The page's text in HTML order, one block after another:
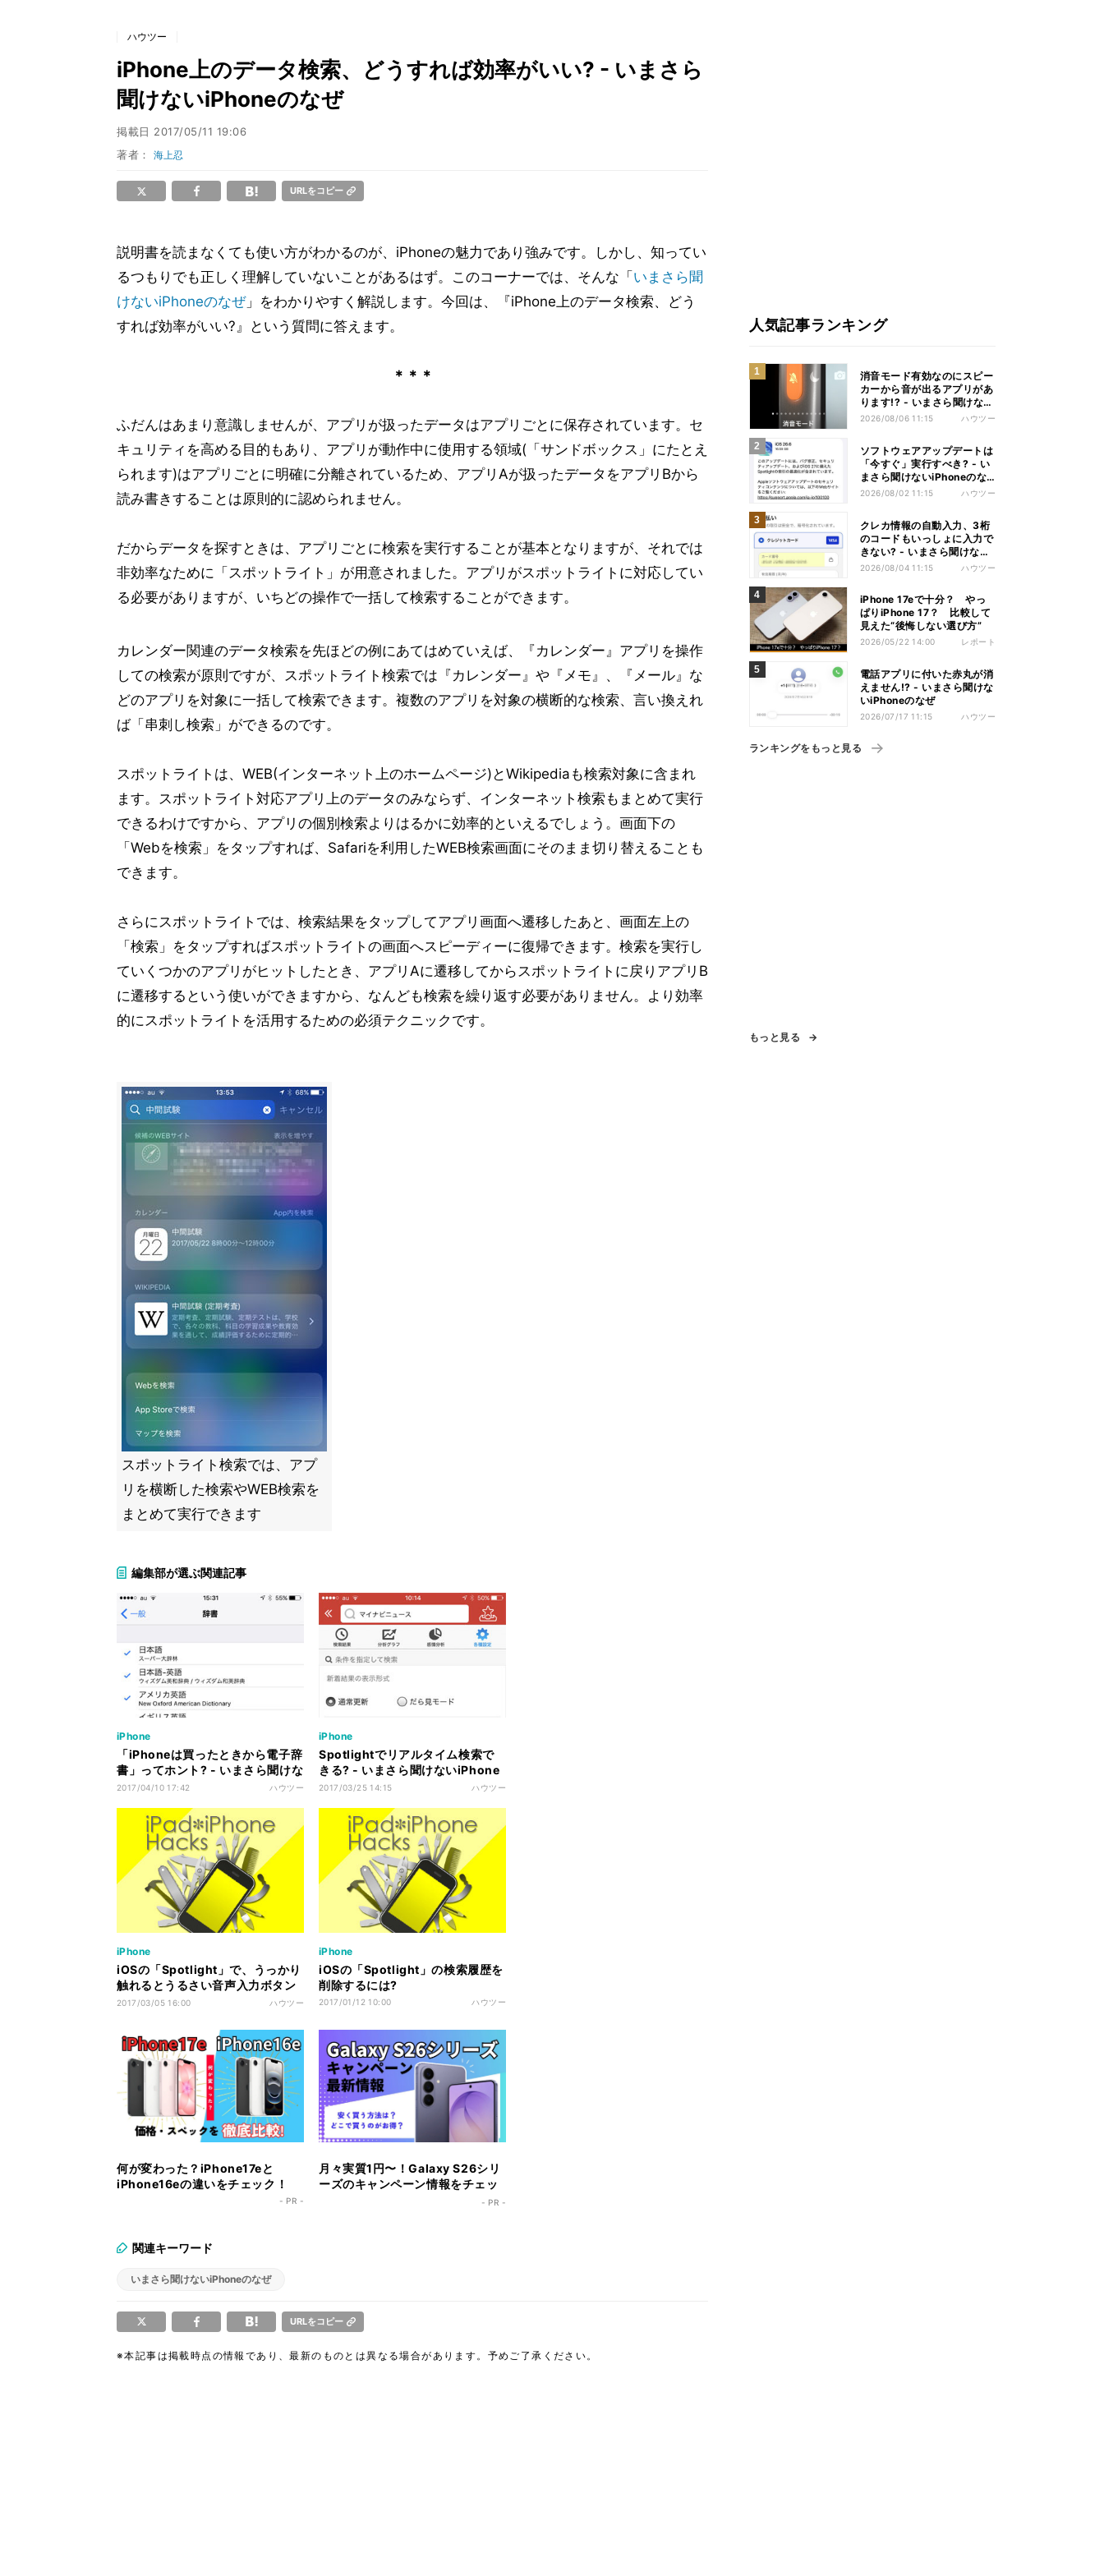
ハウツー
iPhone上のデータ検索、どうすれば効率がいい? - いまさら
聞けないiPhoneのなぜ
掲載日 2017/05/11 19:06
著者：海上忍
URLをコピー
説明書を読まなくても使い方がわかるのが、iPhoneの魅力であり強みです。しかし、知ってい
るつもりでも正しく理解していないことがあるはず。このコーナーでは、そんな「 いまさら聞
けないiPhoneのなぜ」をわかりやすく解説します。今回は、『iPhone上のデータ検索、どう
すれば効率がいい?』という質問に答えます。
＊＊＊
ふだんはあまり意識しませんが、アプリが扱ったデータはアプリごとに保存されています。セ
キュリティを高める目的もあり、アプリが動作中に使用する領域(「サンドボックス」にたとえ
られます)はアプリごとに明確に分離されているため、アプリAが扱ったデータをアプリBから
読み書きすることは原則的に認められません。
だからデータを探すときは、アプリごとに検索を実行することが基本となりますが、それでは
非効率なために「スポットライト」が用意されました。アプリがスポットライトに対応してい
る必要がありますが、いちどの操作で一括して検索することができます。
カレンダー関連のデータ検索を先ほどの例にあてはめていえば、『カレンダー』アプリを操作
しての検索が原則ですが、スポットライト検索では『カレンダー』や『メモ』、『メール』な
どのアプリを対象に一括して検索できます。複数のアプリを対象の横断的な検索、言い換えれ
ば「串刺し検索」ができるのです。
スポットライトは、WEB(インターネット上のホームページ)とWikipediaも検索対象に含まれ
ます。スポットライト対応アプリ上のデータのみならず、インターネット検索もまとめて実行
できるわけですから、アプリの個別検索よりはるかに効率的といえるでしょう。画面下の
「Webを検索」をタップすれば、Safariを利用したWEB検索画面にそのまま切り替えることも
できます。
さらにスポットライトでは、検索結果をタップしてアプリ画面へ遷移したあと、画面左上の
「検索」をタップすればスポットライトの画面へスピーディーに復帰できます。検索を実行し
ていくつかのアプリがヒットしたとき、アプリAに遷移してからスポットライトに戻りアプリB
に遷移するという使いができますから、なんども検索を繰り返す必要がありません。より効率
的にスポットライトを活用するための必須テクニックです。
スポットライト検索では、アプ
リを横断した検索やWEB検索を
まとめて実行できます
編集部が選ぶ関連記事
iPhone
「iPhoneは買ったときから電子辞
書」ってホント? - いまさら聞けな
いiPhoneのなぜ
2017/04/10 17:42 ハウツー
iPhone
Spotlightでリアルタイム検索で
きる? - いまさら聞けないiPhone
のなぜ
2017/03/25 14:15 ハウツー
iPhone
iOSの「Spotlight」で、うっかり
触れるとうるさい音声入力ボタン
を消すには
2017/03/05 16:00 ハウツー
iPhone
iOSの「Spotlight」の検索履歴を
削除するには?
2017/01/12 10:00 ハウツー
何が変わった？iPhone17eと
iPhone16eの違いをチェック！
- PR -
月々実質1円〜！Galaxy S26シリ
ーズのキャンペーン情報をチェッ
- PR -
関連キーワード
いまさら聞けないiPhoneのなぜ
URLをコピー
※本記事は掲載時点の情報であり、最新のものとは異なる場合があります。予めご了承ください。
人気記事ランキング
消音モード有効なのにスピー
カーから音が出るアプリがあ
ります!? - いまさら聞けない
iPhoneのなぜ
2026/08/06 11:15 ハウツー
ソフトウェアアップデートは
「今すぐ」実行すべき? - い
まさら聞けないiPhoneのな
ぜ
2026/08/02 11:15 ハウツー
クレカ情報の自動入力、3桁
のコードもいっしょに入力で
きない? - いまさら聞けない
iPhoneのなぜ
2026/08/04 11:15 ハウツー
iPhone 17eで十分？ やっ
ぱりiPhone 17？ 比較して
見えた“後悔しない選び方”
2026/05/22 14:00 レポート
電話アプリに付いた赤丸が消
えません!? - いまさら聞けな
いiPhoneのなぜ
2026/07/17 11:15 ハウツー
ランキングをもっと見る
もっと見る